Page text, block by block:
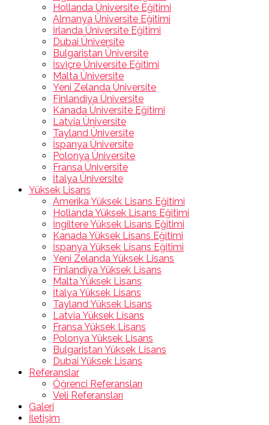
Hollanda Üniversite Eğitimi
Almanya Üniversite Eğitimi
İrlanda Üniversite Eğitimi
Dubai Üniversite
Bulgaristan Üniversite
İsviçre Üniversite Eğitimi
Malta Üniversite
Yeni Zelanda Üniversite
Finlandiya Üniversite
Kanada Üniversite Eğitimi
Latvia Üniversite
Tayland Üniversite
İspanya Üniversite
Polonya Üniversite
Fransa Üniversite
İtalya Üniversite
Yüksek Lisans
Amerika Yüksek Lisans Eğitimi
Hollanda Yüksek Lisans Eğitimi
İngiltere Yüksek Lisans Eğitimi
Kanada Yüksek Lisans Eğitimi
İspanya Yüksek Lisans Eğitimi
Yeni Zelanda Yüksek Lisans
Finlandiya Yüksek Lisans
Malta Yüksek Lisans
İtalya Yüksek Lisans
Tayland Yüksek Lisans
Latvia Yüksek Lisans
Fransa Yüksek Lisans
Polonya Yüksek Lisans
Bulgaristan Yüksek Lisans
Dubai Yüksek Lisans
Referanslar
Öğrenci Referansları
Veli Referansları
Galeri
İletişim